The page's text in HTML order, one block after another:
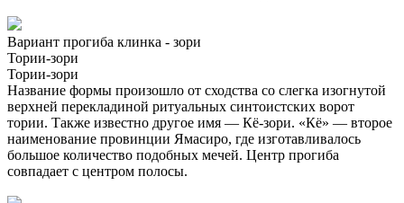
Вариант прогиба клинка - зори
Тории-зори
Тории-зори
Название формы произошло от сходства со слегка изогнутой
верхней перекладиной ритуальных синтоистских ворот
тории. Также известно другое имя — Кё-зори. «Кё» — второе
наименование провинции Ямасиро, где изготавливалось
большое количество подобных мечей. Центр прогиба
совпадает с центром полосы.